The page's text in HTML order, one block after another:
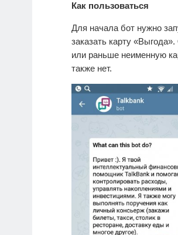
Как пользоваться
Для начала бот нужно
заказать карту
или раньше неименную
также нет.